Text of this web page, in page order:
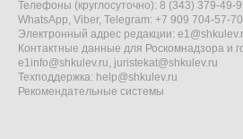
Телефоны (круглосуточно): 8 (343) 379-49-
WhatsApp, Viber, Telegram: +7 909 704-57-70
Электронный адрес редакции:
Контактные данные для Роскомнадзора и
e1info@shkulev.ru juristekat@shkulev.ru
Техподдержка: help@shkulev.ru
Рекомендательные системы